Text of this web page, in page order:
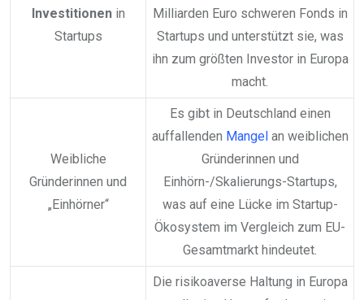
Investitionenin
Startups
Milliarden Euro schweren Fonds in
Startups und unterstützt sie, was
ihn zum größten Investor in Europa
macht.
Weibliche
Gründerinnen und
„Einhörner“
Es gibt in Deutschland einen
auffallenden Mangel an weiblichen
Gründerinnen und
Einhörn-/Skalierungs-Startups,
was auf eine Lücke im Startup-
Ökosystem im Vergleich zum EU-
Gesamtmarkt hindeutet.
Die risikoaverse Haltung in Europa